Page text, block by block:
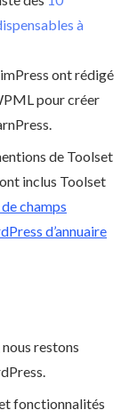
à
ont rédigé
pour créer
de Toolset
inclus Toolset
champs
d’annuaire
restons
et fonctionnalités